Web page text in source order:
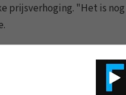
prijsverhoging. "Het is